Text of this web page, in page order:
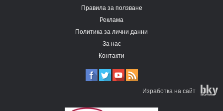
Правила за ползване
Реклама
Политика за лични данни
За нас
Контакти
Изработка на сайт